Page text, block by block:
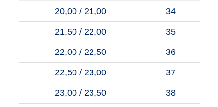
20,00 / 21,00 34
21,50 / 22,00 35
22,00 / 22,50 36
22,50 / 23,00 37
23,00 / 23,50 38